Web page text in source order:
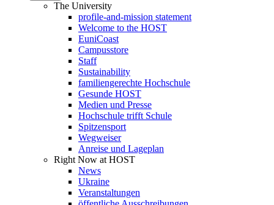
The University
profile-and-mission statement
Welcome to the HOST
EuniCoast
Campusstore
Staff
Sustainability
familiengerechte Hochschule
Gesunde HOST
Medien und Presse
Hochschule trifft Schule
Spitzensport
Wegweiser
Anreise und Lageplan
Right Now at HOST
News
Ukraine
Veranstaltungen